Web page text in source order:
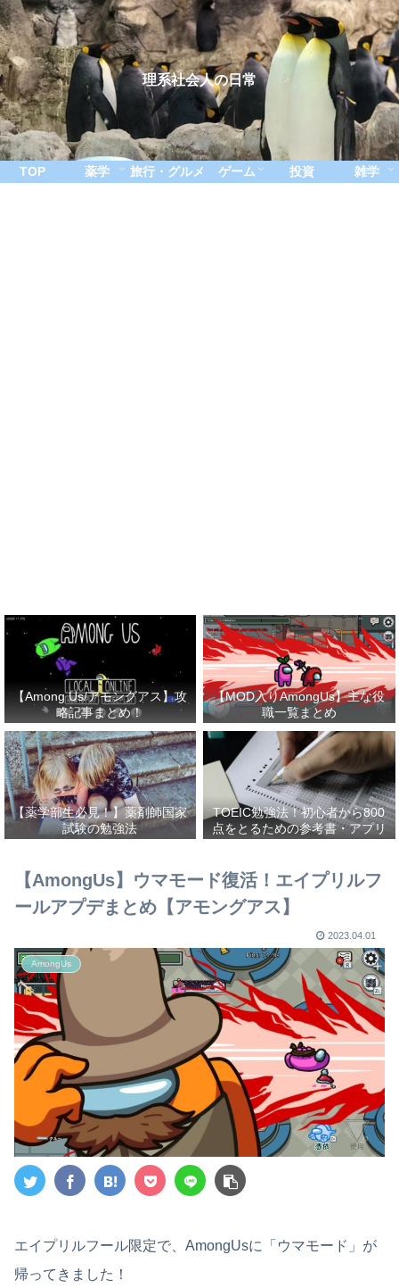
理系社会人の日常
TOP 薬学 旅行・グルメ ゲーム 投資 雑学
【Among Us/アモングアス】攻
略記事まとめ！
【MOD入りAmongUs】主な役
職一覧まとめ
【薬学部生必見！】薬剤師国家
試験の勉強法
TOEIC勉強法！初心者から800
点をとるための参考書・アプリ
を紹介！
【AmongUs】ウマモード復活！エイプリルフ
ールアプデまとめ【アモングアス】
2023.04.01
AmongUs
エイプリルフール限定で、AmongUsに「ウマモード」が
帰ってきました！